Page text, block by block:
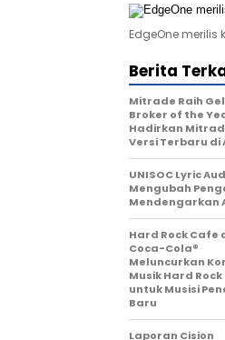
EdgeOne
Berita
Mitrade Raih
Broker of the
Hadirkan
Versi Terbaru di
UNISOC Lyric
Mengubah
Mendengarkan
Hard Rock Cafe
Coca-Cola®
Meluncurkan
Musik Hard Rock
untuk Musisi
Baru
Laporan Cision